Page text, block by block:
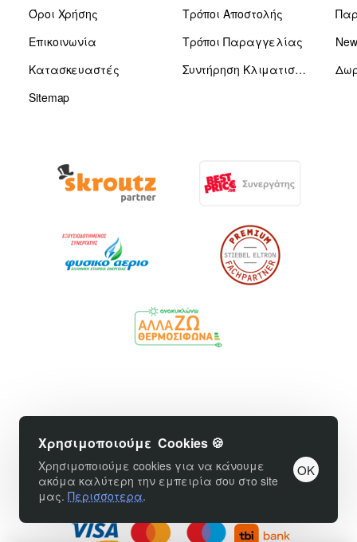
Χρησιμοποιούμε Cookies 🍪
Χρησιμοποιούμε cookies για να κάνουμε
ακόμα καλύτερη την εμπειρία σου στο site
μας. Περισσοτερα.
OK
Όροι Χρήσης
Επικοινωνία
Κατασκευαστές
Sitemap
Τρόποι Αποστολής
Τρόποι Παραγγελίας
Συντήρηση Κλιματιστικών
Handcrafted by